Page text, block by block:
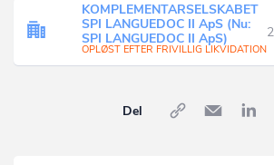
KOMPLEMENTARSELSKABET
SPI LANGUEDOC II ApS (Nu:
SPI LANGUEDOC II ApS)
OPLØST EFTER FRIVILLIG LIKVIDATION
Del